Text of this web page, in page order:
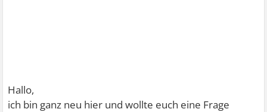
Hallo,
ich bin ganz neu hier und wollte euch eine Frage